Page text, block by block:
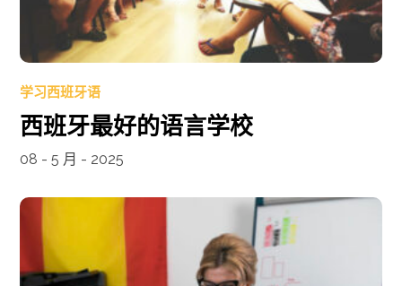
学习西班牙语
西班牙最好的语言学校
08 - 5 月 - 2025